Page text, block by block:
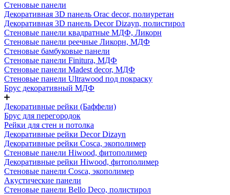
Стеновые панели
Декоративная 3D панель Orac decor, полиуретан
Декоративная 3D панель Decor Dizayn, полистирол
Стеновые панели квадратные МДФ, Ликорн
Стеновые панели реечные Ликорн, МДФ
Стеновые бамбуковые панели
Стеновые панели Finitura, МДФ
Стеновые панели Madest decor, МДФ
Стеновые панели Ultrawood под покраску
Брус декоративный МДФ
Декоративные рейки (Баффели)
Брус для перегородок
Рейки для стен и потолка
Декоративные рейки Decor Dizayn
Декоративные рейки Cosca, экополимер
Стеновые панели Hiwood, фитополимер
Декоративные рейки Hiwood, фитополимер
Стеновые панели Cosca, экополимер
Акустические панели
Стеновые панели Bello Deco, полистирол